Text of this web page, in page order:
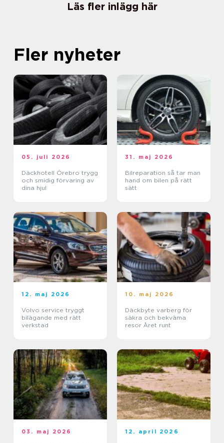
Läs fler inlägg här
Fler nyheter
05. juli 2026
Däckhotell Örebro trygg
och smidig förvaring av
dina hjul
31. maj 2026
Bilreparation så tar man
hand om bilen på rätt
sätt
12. maj 2026
Volvo service tryggt
bilägande med rätt
verkstad
10. maj 2026
Däckbyte varberg för
säkra och bekväma
resor Året runt
03. maj 2026 12. april 2026